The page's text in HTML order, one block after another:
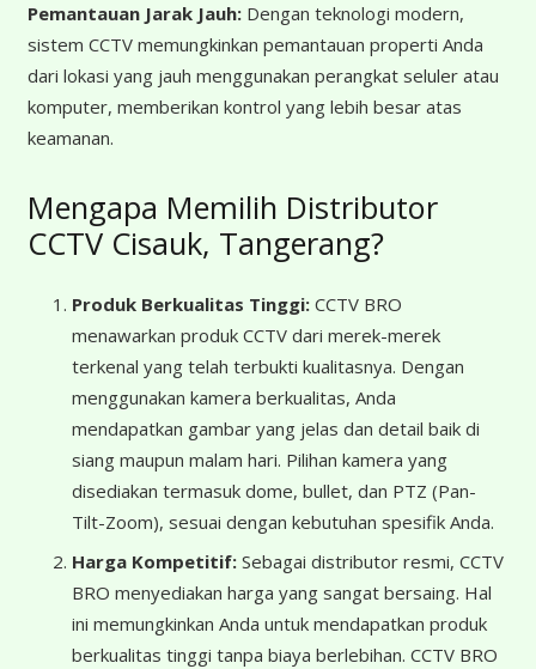
Pemantauan Jarak Jauh:Dengan teknologi modern,
sistem CCTV memungkinkan pemantauan properti Anda
dari lokasi yang jauh menggunakan perangkat seluler atau
komputer, memberikan kontrol yang lebih besar atas
keamanan.
Mengapa Memilih Distributor
CCTV Cisauk, Tangerang?
Produk Berkualitas Tinggi: CCTV BRO
menawarkan produk CCTV dari merek-merek
terkenal yang telah terbukti kualitasnya. Dengan
menggunakan kamera berkualitas, Anda
mendapatkan gambar yang jelas dan detail baik di
siang maupun malam hari. Pilihan kamera yang
disediakan termasuk dome, bullet, dan PTZ (Pan-
Tilt-Zoom), sesuai dengan kebutuhan spesifik Anda.
Harga Kompetitif: Sebagai distributor resmi, CCTV
BRO menyediakan harga yang sangat bersaing. Hal
ini memungkinkan Anda untuk mendapatkan produk
berkualitas tinggi tanpa biaya berlebihan. CCTV BRO